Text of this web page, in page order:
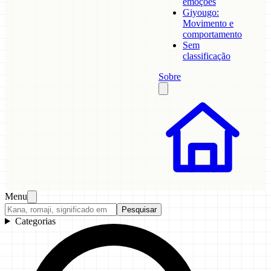
Giyougo:
Movimento e
comportamento
Sem
classificação
Sobre
Menu
Pesquisar
Categorias